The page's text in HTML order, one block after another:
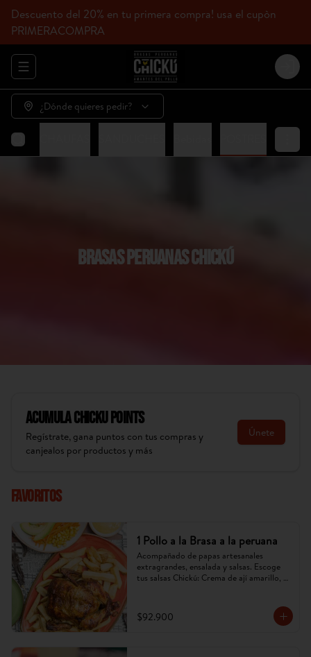
Descuento del 20% en tu primera compra! usa el cupòn
PRIMERACOMPRA
Abrir menu de navegación Login
¿Dónde quieres pedir?
BRASAS PERUANAS CHICKÚ
AcumulaChicku Points
Regístrate, gana puntos con tus compras y
canjealos por productos y más
Únete
Favoritos
1 Pollo a la Brasa a la peruana
Acompañado de papas artesanales
extragrandes, ensalada y salsas. Escoge
tus salsas Chickú: Crema de ají amarillo,
$92.900